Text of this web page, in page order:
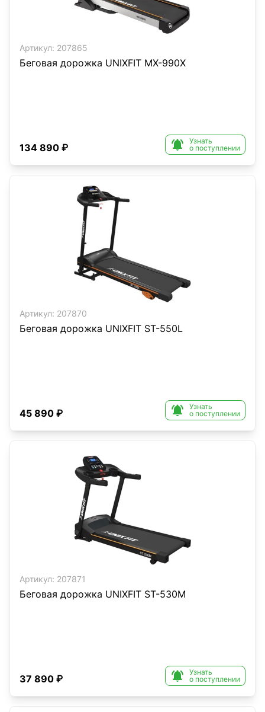
Артикул: 207865
Беговая дорожка UNIXFIT MX-990X
134 890 ₽ 
Узнать
о поступлении
Артикул: 207870
Беговая дорожка UNIXFIT ST-550L
45 890 ₽ 
Узнать
о поступлении
Артикул: 207871
Беговая дорожка UNIXFIT ST-530M
37 890 ₽ 
Узнать
о поступлении